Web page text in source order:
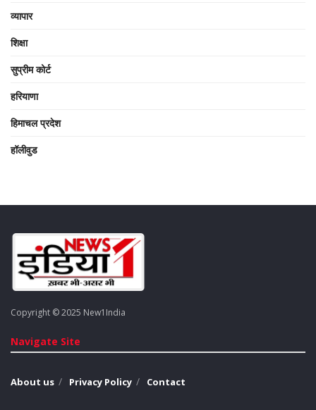
व्यापार
शिक्षा
सुप्रीम कोर्ट
हरियाणा
हिमाचल प्रदेश
हॉलीवुड
Copyright © 2025 New1India
Navigate Site
About us Privacy Policy Contact